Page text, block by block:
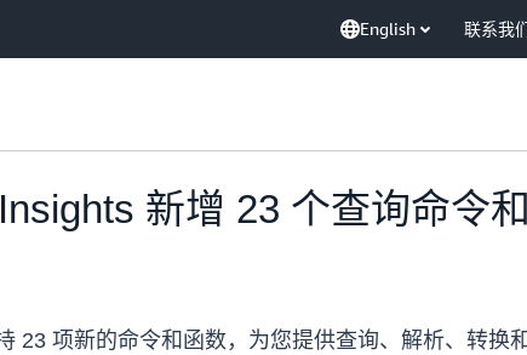
English 联系我
新增 23 个查询命令
23 项新的命令和函数，为您提供查询、解析、转换